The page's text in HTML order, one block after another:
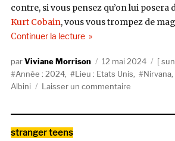
contre, si vous pensez qu’on lui posera
Kurt Cobain, vous vous trompez de
Continuer la lecturede « Savoir-Faire is
AuteurViviane Morrison
Publié
le
12 mai 2024
Année : 2024, Lieu : Etats Unis Nirvana
Albini
Laisser un commentairesur
Catégories
stranger teens